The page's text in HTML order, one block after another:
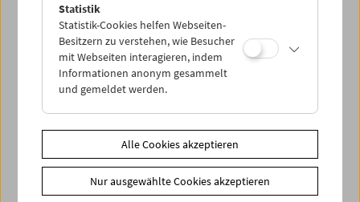
PROGRAMM ÜBERBLICK
Share on
Statistik
Statistik-Cookies helfen Webseiten-
Besitzern zu verstehen, wie Besucher
mit Webseiten interagieren, indem
Informationen anonym gesammelt
und gemeldet werden.
Alle Cookies akzeptieren
Nur ausgewählte Cookies akzeptieren